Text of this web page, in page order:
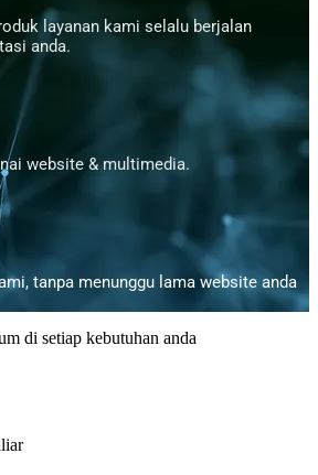
layanan kami selalu berjalan
anda.
website & multimedia.
tanpa menunggu lama website anda
di setiap kebutuhan anda